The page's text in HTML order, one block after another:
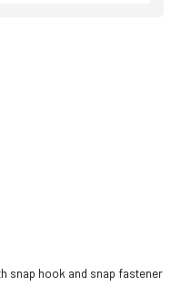
snap hook and snap fastener